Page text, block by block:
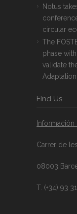
Notus
circular
The
phase
validate
FInd Us
Carrer de
08003
T. (+34) 93